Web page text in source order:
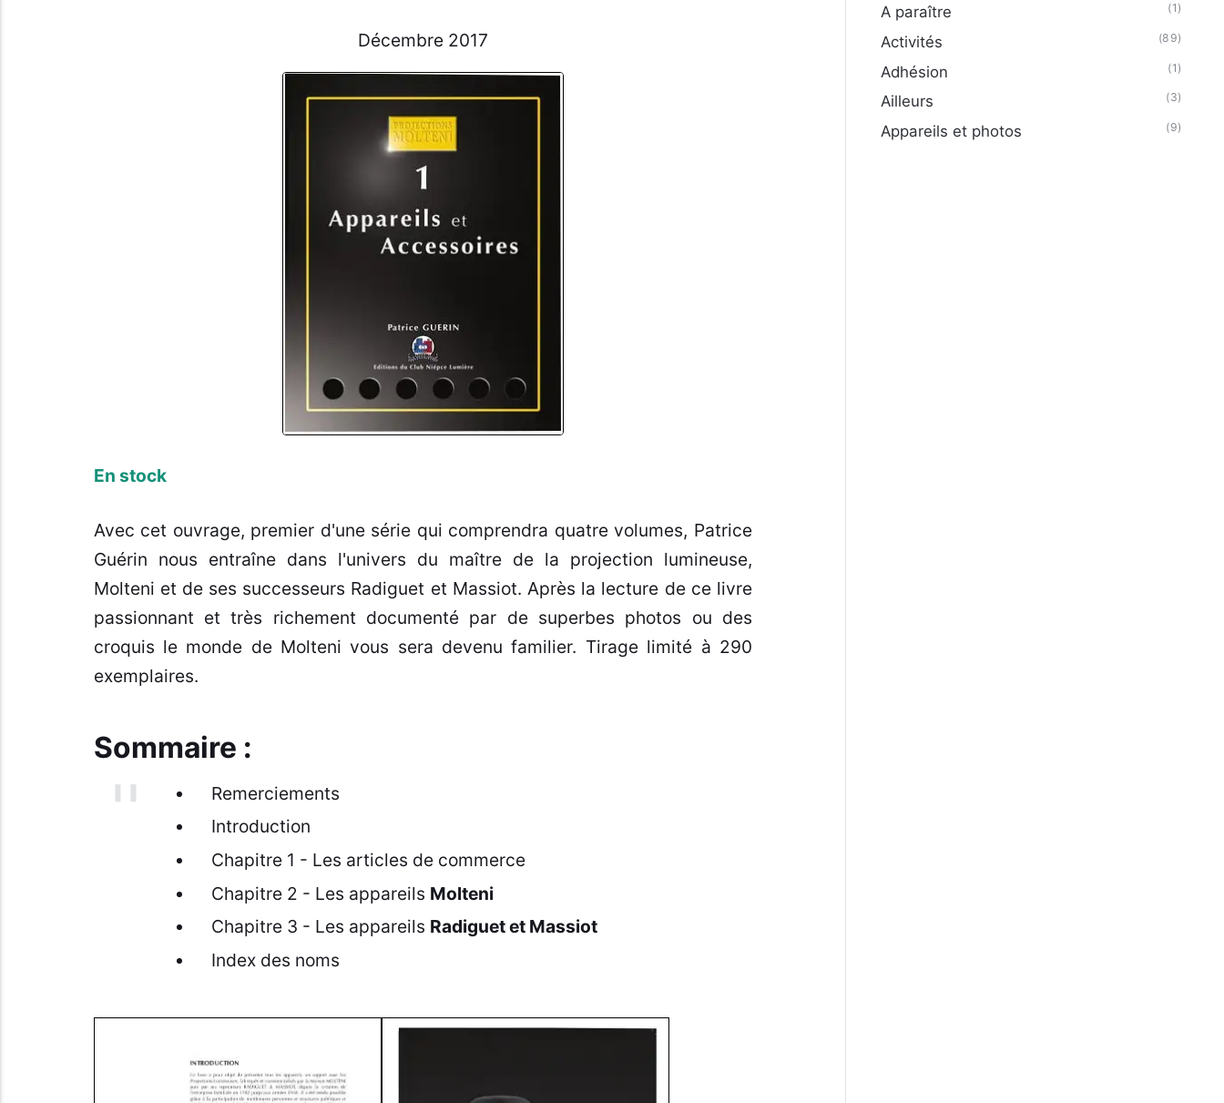
Décembre 2017
En stock
Avec cet ouvrage, premier d'une série qui comprendra quatre volumes, Patrice
Guérin nous entraîne dans l'univers du maître de la projection lumineuse,
Molteni et de ses successeurs Radiguet et Massiot. Après la lecture de ce livre
passionnant et très richement documenté par de superbes photos ou des
croquis le monde de Molteni vous sera devenu familier. Tirage limité à 290
exemplaires.
Sommaire :
Remerciements
Introduction
Chapitre 1 - Les articles de commerce
Chapitre 2 - Les appareils Molteni
Chapitre 3 - Les appareils Radiguet et Massiot
Index des noms
A paraître (1)
Activités (89)
Adhésion (1)
Ailleurs (3)
Appareils et photos (9)